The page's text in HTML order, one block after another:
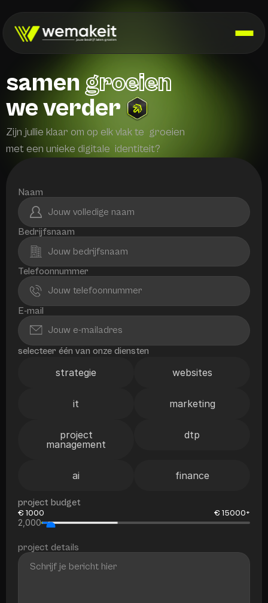
samen groeien
we verder
Zijn jullie klaar om op elk vlak te  groeien
met een unieke digitale  identiteit?
Naam
Bedrijfsnaam
Telefoonnummer
E-mail
selecteer één van onze diensten
strategie websites
it marketing
project
management
dtp
ai finance
project budget
€ 1000 € 15000+
2,000
project details